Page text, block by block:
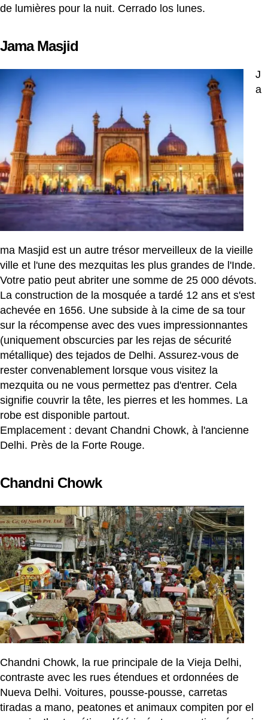
de lumières pour la nuit. Cerrado los lunes.
Jama Masjid
J
a
ma Masjid est un autre trésor merveilleux de la vieille
ville et l'une des mezquitas les plus grandes de l'Inde.
Votre patio peut abriter une somme de 25 000 dévots.
La construction de la mosquée a tardé 12 ans et s'est
achevée en 1656. Une subside à la cime de sa tour
sur la récompense avec des vues impressionnantes
(uniquement obscurcies par les rejas de sécurité
métallique) des tejados de Delhi. Assurez-vous de
rester convenablement lorsque vous visitez la
mezquita ou ne vous permettez pas d'entrer. Cela
signifie couvrir la tête, les pierres et les hommes. La
robe est disponible partout.
Emplacement : devant Chandni Chowk, à l'ancienne
Delhi. Près de la Forte Rouge.
Chandni Chowk
Chandni Chowk, la rue principale de la Vieja Delhi,
contraste avec les rues étendues et ordonnées de
Nueva Delhi. Voitures, pousse-pousse, carretas
tiradas a mano, peatones et animaux compiten por el